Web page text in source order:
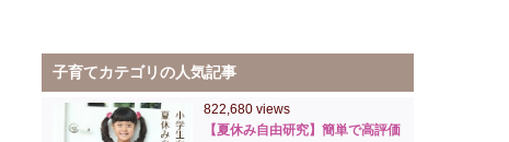
子育てカテゴリの人気記事
822,680 views
【夏休み自由研究】簡単で高評価